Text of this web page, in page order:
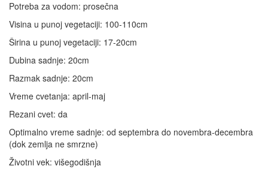
Potreba za vodom: prosečna
Visina u punoj vegetaciji: 100-110cm
Širina u punoj vegetaciji: 17-20cm
Dubina sadnje: 20cm
Razmak sadnje: 20cm
Vreme cvetanja: april-maj
Rezani cvet: da
Optimalno vreme sadnje: od septembra do novembra-decembra
(dok zemlja ne smrzne)
Životni vek: višegodišnja